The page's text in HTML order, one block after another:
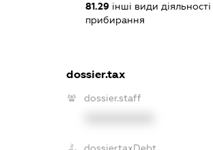
81.29 інші види діяльності
прибирання
dossier.tax
dossier.staff
dossier.taxDebt